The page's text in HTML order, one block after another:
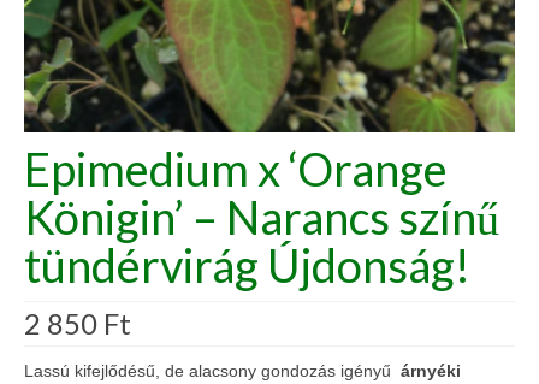
Epimedium x ‘Orange
Königin’ – Narancs színű
tündérvirág Újdonság!
2 850 Ft
Lassú kifejlődésű, de alacsony gondozás igényű árnyéki